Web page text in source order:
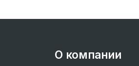
О компании